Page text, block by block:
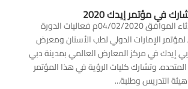
في مؤتمر إيدك 2020
انطلقت يوم الثلائاء الموافق 04/02/2020م فعاليات الدورة
لمؤتمر الإمارات الدولي لطب الأسنان ومعرض
إيدك في مركز المعارض العالمي بمدينة دبي
المتحده. وتشارك كليات الرؤية في هذا المؤتمر
التدريس وطلبة...